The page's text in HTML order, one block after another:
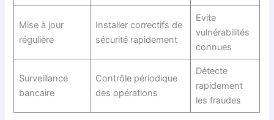
Mise à jour
régulière
Installer correctifs de
sécurité rapidement
Evite
vulnérabilités
connues
Surveillance
bancaire
Contrôle périodique
des opérations
Détecte
rapidement
les fraudes